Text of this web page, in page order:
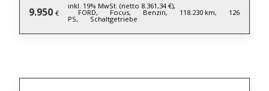
9.950 €
inkl. 19% MwSt. (netto 8.361,34 €),
FORD, Focus, Benzin, 118.230 km, 126
PS, Schaltgetriebe